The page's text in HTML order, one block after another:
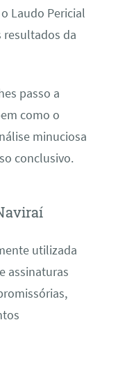
Laudo Pericial
resultados da
passo a
como o
minuciosa
conclusivo.
utilizada
assinaturas